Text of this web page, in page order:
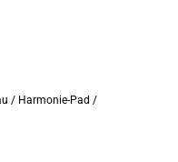
/ Harmonie-Pad /